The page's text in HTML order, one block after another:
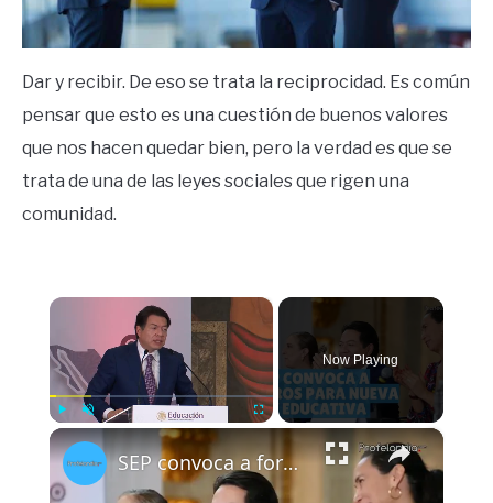
Dar y recibir. De eso se trata la reciprocidad. Es común
pensar que esto es una cuestión de buenos valores
que nos hacen quedar bien, pero la verdad es que se
trata de una de las leyes sociales que rigen una
comunidad.
×
Now Playing
×
SEP convoca a foros para nueva ley educativa